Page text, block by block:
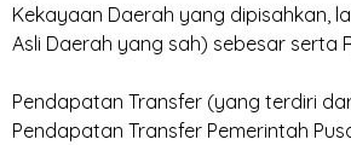
Kekayaan Daerah yang dipisahkan,
Asli Daerah yang sah) sebesar serta
‎Pendapatan Transfer (yang terdiri
Pendapatan Transfer Pemerintah